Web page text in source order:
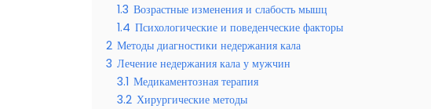
1.3 Возрастные изменения и слабость мышц
1.4 Психологические и поведенческие факторы
2 Методы диагностики недержания кала
3 Лечение недержания кала у мужчин
3.1 Медикаментозная терапия
3.2 Хирургические методы